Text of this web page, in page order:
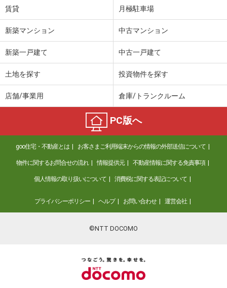
賃貸 月極駐車場
新築マンション 中古マンション
新築一戸建て 中古一戸建て
土地を探す 投資物件を探す
店舗/事業用 倉庫/トランクルーム
PC版へ
goo住宅・不動産とは お客さまご利用端末からの情報の外部送信について
物件に関するお問合せの流れ 情報提供元 不動産情報に関する免責事項
個人情報の取り扱いについて 消費税に関する表記について
プライバシーポリシー ヘルプ お問い合わせ 運営会社
©NTT DOCOMO